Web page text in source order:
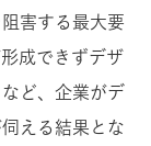
害する最大要
成できずデザ
ど、企業がデ
える結果とな